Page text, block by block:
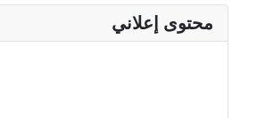
محتوى إعلاني